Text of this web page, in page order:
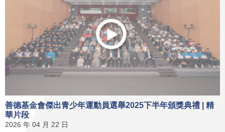
善德基金會傑出青少年運動員選舉2025下半年頒獎典禮 | 精
華片段
2026 年 04 月 22 日